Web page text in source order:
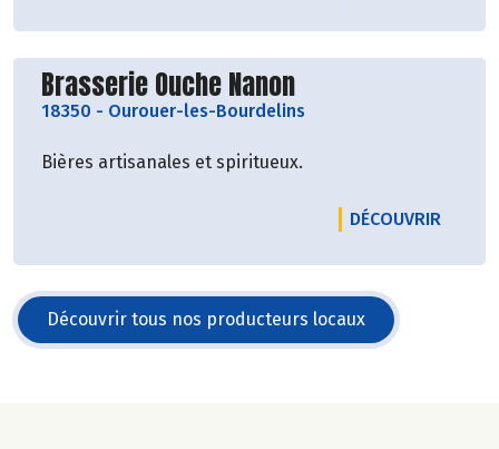
Découvrir le producteur
Brasserie Ouche Nanon
18350 - Ourouer-les-Bourdelins
Bières artisanales et spiritueux.
DÉCOUVRIR
Découvrir tous nos producteurs locaux